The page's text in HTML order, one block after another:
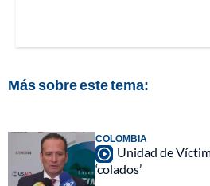
Más sobre este tema:
COLOMBIA
Unidad de
‘colados’